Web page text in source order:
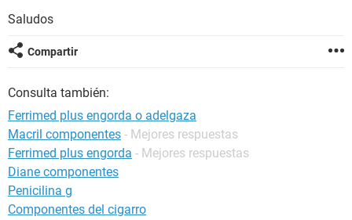
Saludos
Compartir
Consulta también:
Ferrimed plus engorda o adelgaza
Macril componentes - Mejores respuestas
Ferrimed plus engorda - Mejores respuestas
Diane componentes
Penicilina g
Componentes del cigarro